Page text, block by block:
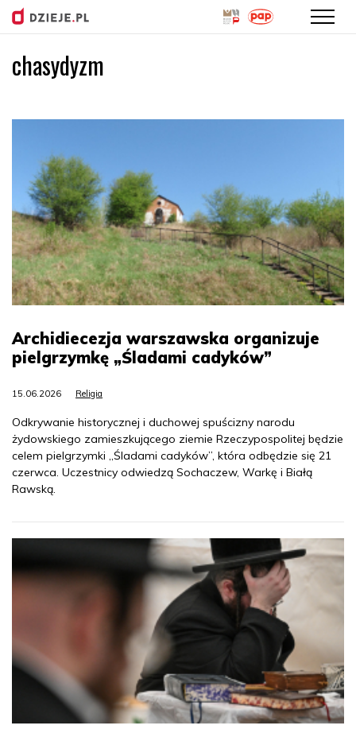
chasydyzm
Archidiecezja warszawska organizuje
pielgrzymkę „Śladami cadyków”
15.06.2026 Religia
Odkrywanie historycznej i duchowej spuścizny narodu
żydowskiego zamieszkującego ziemie Rzeczypospolitej będzie
celem pielgrzymki „Śladami cadyków”, która odbędzie się 21
czerwca. Uczestnicy odwiedzą Sochaczew, Warkę i Białą
Rawską.